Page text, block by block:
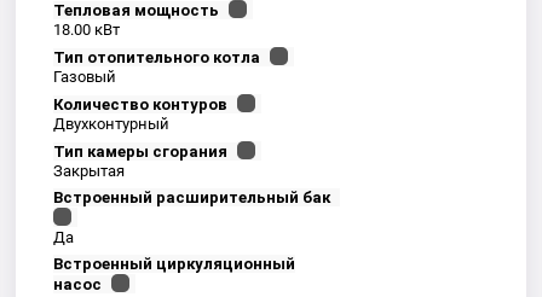
Тепловая мощность
18.00 кВт
Тип отопительного котла
Газовый
Количество контуров
Двухконтурный
Тип камеры сгорания
Закрытая
Встроенный расширительный бак
Да
Встроенный циркуляционный
насос